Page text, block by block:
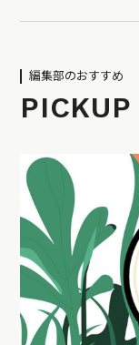
編集部のおすすめ
PICKUP